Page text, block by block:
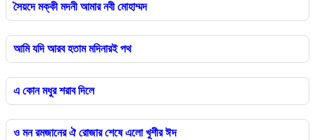
সৈয়দে মক্কী মদনী আমার নবী মোহাম্মদ
আমি যদি আরব হতাম মদিনারই পথ
এ কোন মধুর শরাব দিলে
ও মন রমজানের ঐ রোজার শেষে এলো খুশীর ঈদ